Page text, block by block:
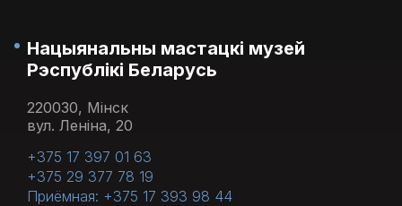
Нацыянальны мастацкі музей
Рэспублікі Беларусь
220030, Мінск
вул. Леніна, 20
+375 17 397 01 63
+375 29 377 78 19
Приёмная: +375 17 393 98 44